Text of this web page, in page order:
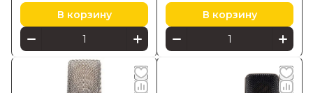
В корзину В корзину